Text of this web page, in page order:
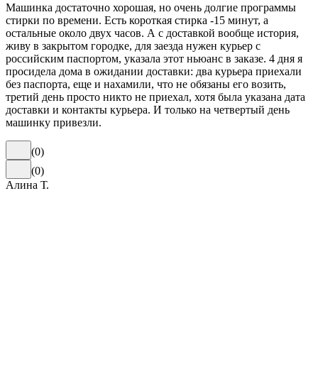
Машинка достаточно хорошая, но очень долгие программы
стирки по времени. Есть короткая стирка -15 минут, а
остальные около двух часов. А с доставкой вообще история,
живу в закрытом городке, для заезда нужен курьер с
российским паспортом, указала этот ньюанс в заказе. 4 дня я
просидела дома в ожидании доставки: два курьера приехали
без паспорта, еще и нахамили, что не обязаны его возить,
третий день просто никто не приехал, хотя была указана дата
доставки и контакты курьера. И только на четвертый день
машинку привезли.
(0)
(0)
Алина Т.